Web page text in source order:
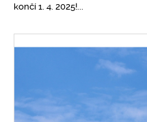
končí 1. 4. 2025!...